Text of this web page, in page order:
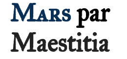
Marspar
Maestitia